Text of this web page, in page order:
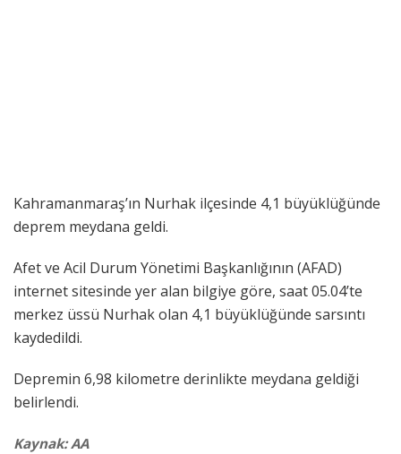
Kahramanmaraş’ın Nurhak ilçesinde 4,1 büyüklüğünde
deprem meydana geldi.
Afet ve Acil Durum Yönetimi Başkanlığının (AFAD)
internet sitesinde yer alan bilgiye göre, saat 05.04’te
merkez üssü Nurhak olan 4,1 büyüklüğünde sarsıntı
kaydedildi.
Depremin 6,98 kilometre derinlikte meydana geldiği
belirlendi.
Kaynak: AA